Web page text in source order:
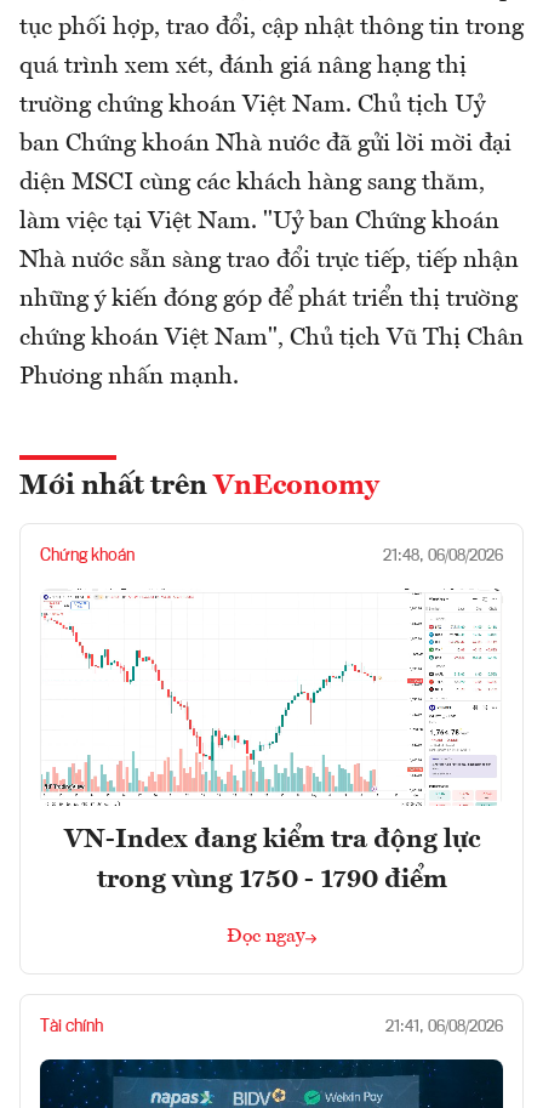
tục phối hợp, trao đổi, cập nhật thông tin trong
quá trình xem xét, đánh giá nâng hạng thị
trường chứng khoán Việt Nam. Chủ tịch Uỷ
ban Chứng khoán Nhà nước đã gửi lời mời đại
diện MSCI cùng các khách hàng sang thăm,
làm việc tại Việt Nam. "Uỷ ban Chứng khoán
Nhà nước sẵn sàng trao đổi trực tiếp, tiếp nhận
những ý kiến đóng góp để phát triển thị trường
chứng khoán Việt Nam", Chủ tịch Vũ Thị Chân
Phương nhấn mạnh.
Mới nhất trên VnEconomy
Chứng khoán 21:48, 06/08/2026
VN-Index đang kiểm tra động lực
trong vùng 1750 - 1790 điểm
Đọc ngay
Tài chính 21:41, 06/08/2026